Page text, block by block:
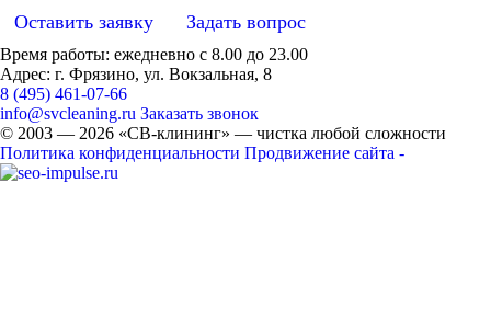
Оставить заявку Задать вопрос
Время работы: ежедневно с 8.00 до 23.00
Адрес: г. Фрязино, ул. Вокзальная, 8
8 (495) 461-07-66
info@svcleaning.ru Заказать звонок
© 2003 — 2026 «СВ-клининг» — чистка любой сложности
Политика конфиденциальности Продвижение сайта -